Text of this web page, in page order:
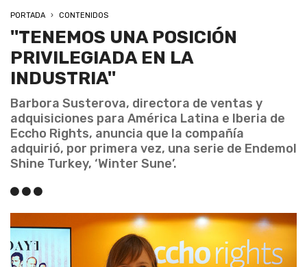
PORTADA CONTENIDOS
''TENEMOS UNA POSICIÓN
PRIVILEGIADA EN LA
INDUSTRIA''
Barbora Susterova, directora de ventas y
adquisiciones para América Latina e Iberia de
Eccho Rights, anuncia que la compañía
adquirió, por primera vez, una serie de Endemol
Shine Turkey, ‘Winter Sune’.